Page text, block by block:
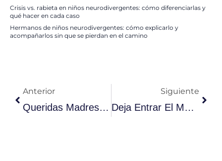
Crisis vs. rabieta en niños neurodivergentes: cómo diferenciarlas y
qué hacer en cada caso
Hermanos de niños neurodivergentes: cómo explicarlo y
acompañarlos sin que se pierdan en el camino
Anterior
Queridas Madres De Los Treintaytantos…
Siguiente
Deja Entrar El Método VICON En Tu Casa Y Su Música Comenzará A Cambiar Vuestra Familia.